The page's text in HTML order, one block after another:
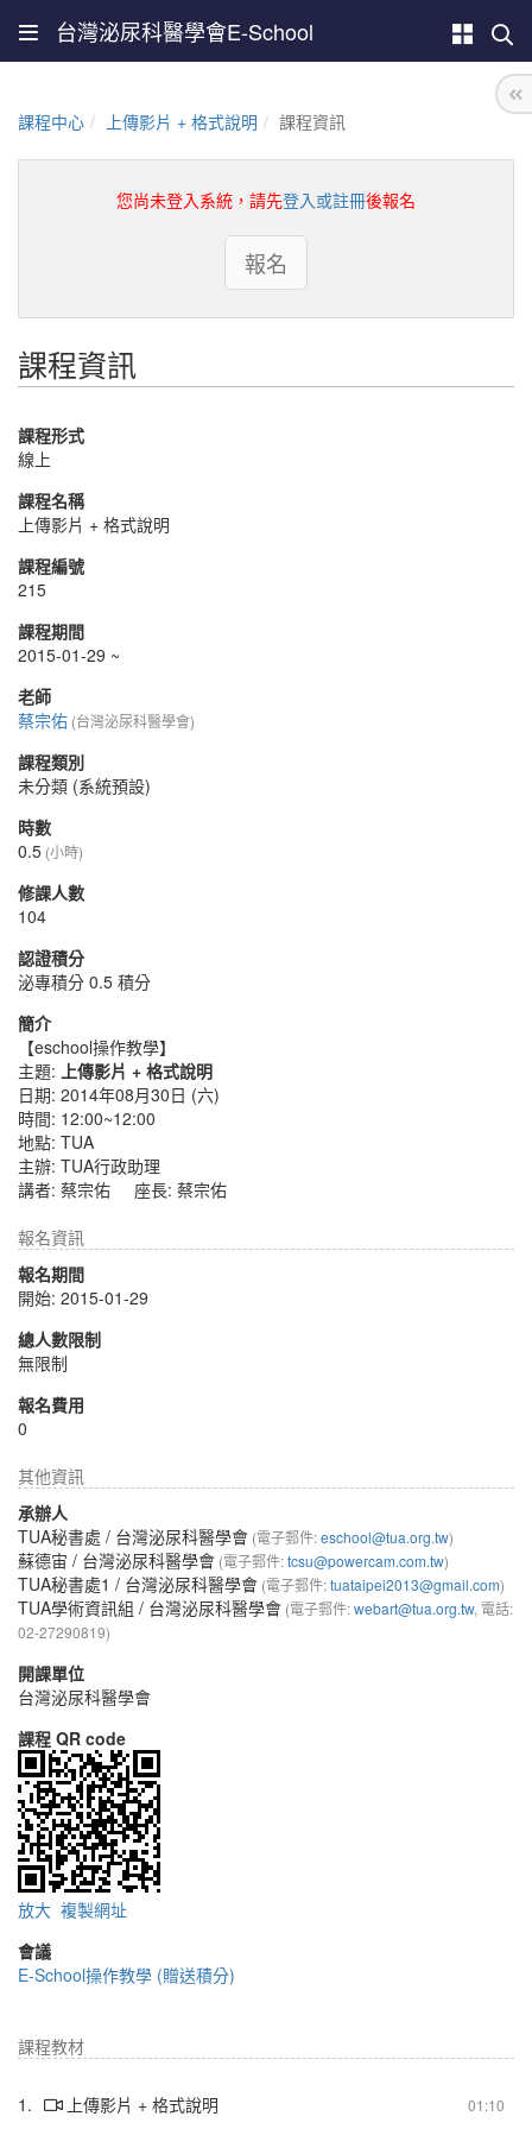
台灣泌尿科醫學會E-School
課程中心 上傳影片 + 格式說明 課程資訊
您尚未登入系統，請先登入或註冊後報名
報名
課程資訊
課程形式
線上
課程名稱
上傳影片 + 格式說明
課程編號
215
課程期間
2015-01-29 ~
老師
蔡宗佑 (台灣泌尿科醫學會)
課程類別
未分類 (系統預設)
時數
0.5 (小時)
修課人數
104
認證積分
泌專積分 0.5 積分
簡介
【eschool操作教學】
主題: 上傳影片 + 格式說明
日期: 2014年08月30日 (六)
時間: 12:00~12:00
地點: TUA
主辦: TUA行政助理
講者: 蔡宗佑 座長: 蔡宗佑
報名資訊
報名期間
開始: 2015-01-29
總人數限制
無限制
報名費用
0
其他資訊
承辦人
TUA秘書處 / 台灣泌尿科醫學會 (電子郵件:eschool@tua.org.tw)
蘇德宙 / 台灣泌尿科醫學會 (電子郵件:tcsu@powercam.com.tw)
TUA秘書處1 / 台灣泌尿科醫學會 (電子郵件:tuataipei2013@gmail.com)
TUA學術資訊組 / 台灣泌尿科醫學會 (電子郵件:webart@tua.org.tw, 電話:
02-27290819)
開課單位
台灣泌尿科醫學會
課程 QR code
放大 複製網址
會議
E-School操作教學 (贈送積分)
課程教材
1. 01:10
上傳影片 + 格式說明